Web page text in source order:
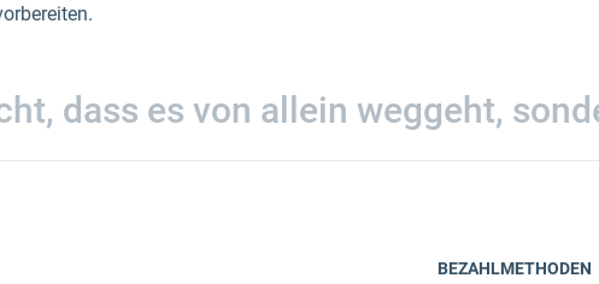
dass es von allein weggeht,
BEZAHLMETHODEN